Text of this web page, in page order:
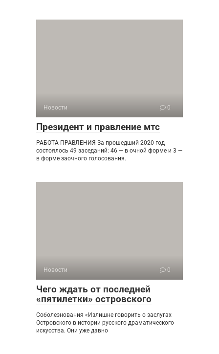
Новости 0
Президент и правление мтс
РАБОТА ПРАВЛЕНИЯ За прошедший 2020 год
состоялось 49 заседаний: 46 — в очной форме и 3 —
в форме заочного голосования.
Новости 0
Чего ждать от последней
«пятилетки» островского
Соболезнования «Излишне говорить о заслугах
Островского в истории русского драматического
искусства. Они уже давно